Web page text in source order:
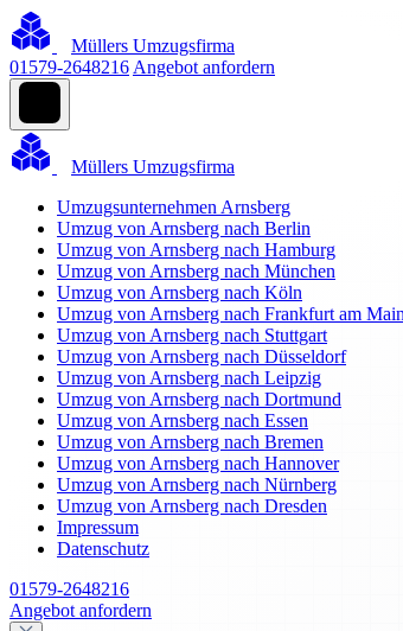
Müllers Umzugsfirma
01579-2648216 Angebot anfordern
Müllers Umzugsfirma
Umzugsunternehmen Arnsberg
Umzug von Arnsberg nach Berlin
Umzug von Arnsberg nach Hamburg
Umzug von Arnsberg nach München
Umzug von Arnsberg nach Köln
Umzug von Arnsberg nach Frankfurt am Main
Umzug von Arnsberg nach Stuttgart
Umzug von Arnsberg nach Düsseldorf
Umzug von Arnsberg nach Leipzig
Umzug von Arnsberg nach Dortmund
Umzug von Arnsberg nach Essen
Umzug von Arnsberg nach Bremen
Umzug von Arnsberg nach Hannover
Umzug von Arnsberg nach Nürnberg
Umzug von Arnsberg nach Dresden
Impressum
Datenschutz
01579-2648216
Angebot anfordern